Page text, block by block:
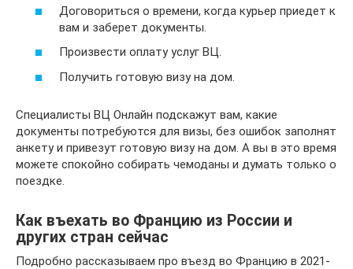
Договориться о времени, когда курьер приедет к
вам и заберет документы.
Произвести оплату услуг ВЦ.
Получить готовую визу на дом.
Специалисты ВЦ Онлайн подскажут вам, какие
документы потребуются для визы, без ошибок заполнят
анкету и привезут готовую визу на дом. А вы в это время
можете спокойно собирать чемоданы и думать только о
поездке.
Как въехать во Францию из России и
других стран сейчас
Подробно рассказываем про въезд во Францию в 2021-